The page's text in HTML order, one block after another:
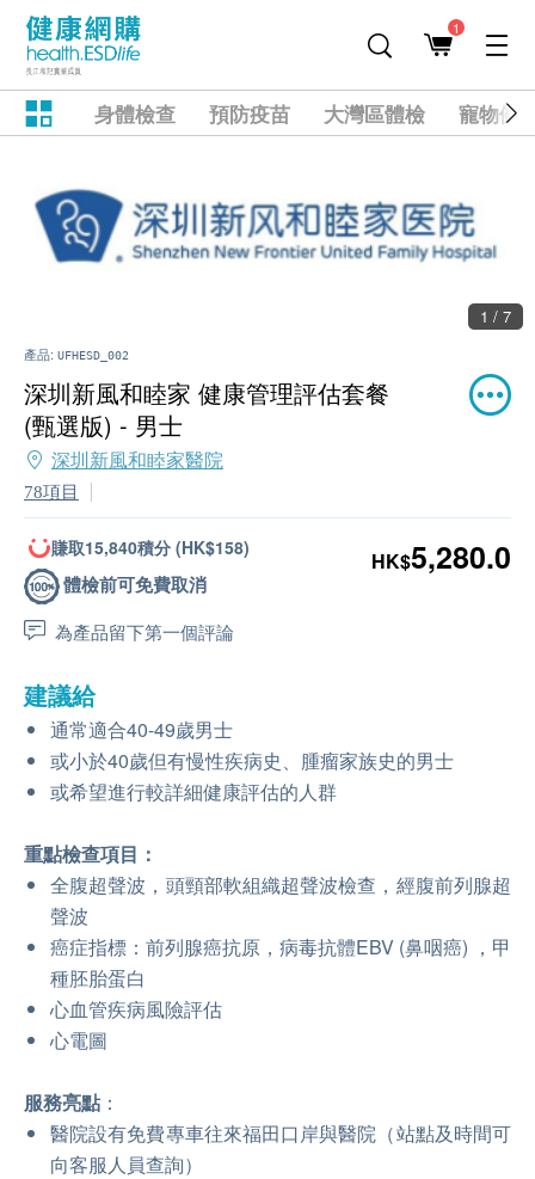
1
身體檢查 預防疫苗 大灣區體檢 寵物健
1 / 7
產品: UFHESD_002
深圳新風和睦家 健康管理評估套餐
(甄選版) - 男士
深圳新風和睦家醫院
78項目
賺取15,840積分 (HK$158)
體檢前可免費取消
為產品留下第一個評論
HK$5,280.0
建議給
通常適合40-49歲男士
或小於40歲但有慢性疾病史、腫瘤家族史的男士
或希望進行較詳細健康評估的人群
重點檢查項目：
全腹超聲波，頭頸部軟組織超聲波檢查，經腹前列腺超
聲波
癌症指標：前列腺癌抗原，病毒抗體EBV (鼻咽癌) ，甲
種胚胎蛋白
心血管疾病風險評估
心電圖
服務亮點 ：
醫院設有免費專車往來福田口岸與醫院（站點及時間可
向客服人員查詢）